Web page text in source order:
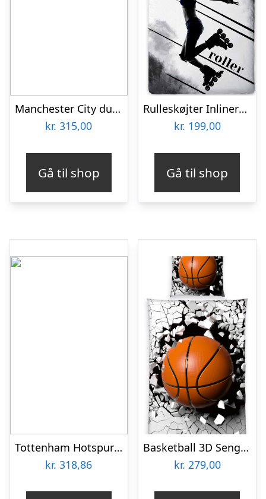
Manchester City duvet set – pulse-one-size
kr. 315,00
Gå til shop
Rulleskøjter Inliners Sengetøj 140×200 cm – 100 procent bomuld
kr. 199,00
Gå til shop
Tottenham Hotspur FC Single Duvet Set PL (på lager)-one-size
kr. 318,86
Basketball 3D Sengetøj – 100 procent bomuld
kr. 279,00